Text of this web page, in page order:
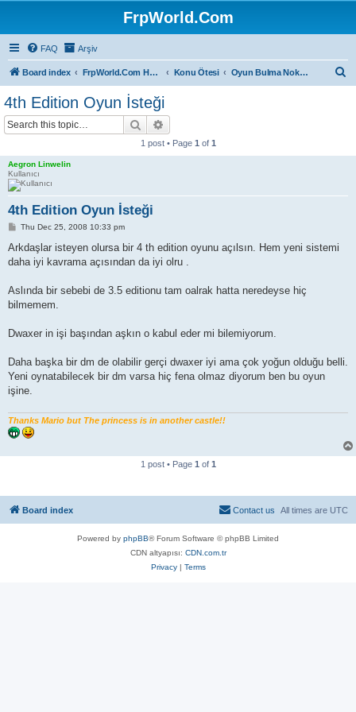
FrpWorld.Com
FAQ Arşiv
Board index FrpWorld.Com Hakkında Konu Ötesi Oyun Bulma Noktası
4th Edition Oyun İsteği
Search
1 post • Page 1 of 1
Aegron Linwelin
Kullanıcı
4th Edition Oyun İsteği
P
s
Thu Dec 25, 2008 10:33 pm
Arkdaşlar isteyen olursa bir 4 th edition oyunu açılsın. Hem yeni sistemi
daha iyi kavrama açısından da iyi olru .
Aslında bir sebebi de 3.5 editionu tam oalrak hatta neredeyse hiç
bilmemem.
Dwaxer in işi başından aşkın o kabul eder mi bilemiyorum.
Daha başka bir dm de olabilir gerçi dwaxer iyi ama çok yoğun olduğu belli.
Yeni oynatabilecek bir dm varsa hiç fena olmaz diyorum ben bu oyun
işine.
Thanks Mario but The princess is in another castle!!
1 post • Page 1 of 1
Board index All times are UTC
Contact us
Powered by phpBB® Forum Software © phpBB Limited
CDN altyapısı: CDN.com.tr
Privacy| Terms